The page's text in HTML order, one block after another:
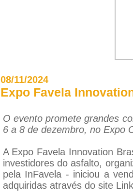
08/11/2024
Expo Favela
O evento promete grandes
6 a 8 de dezembro, no Expo
A Expo Favela Innovation
investidores do asfalto,
pela InFavela - iniciou a
adquiridas através do site Link